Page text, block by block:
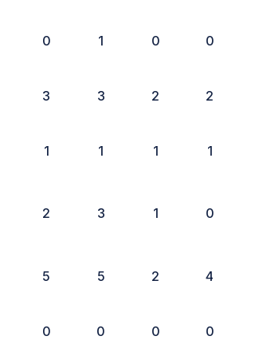
0 1 0 0
3 3 2 2
1 1 1 1
2 3 1 0
5 5 2 4
0 0 0 0